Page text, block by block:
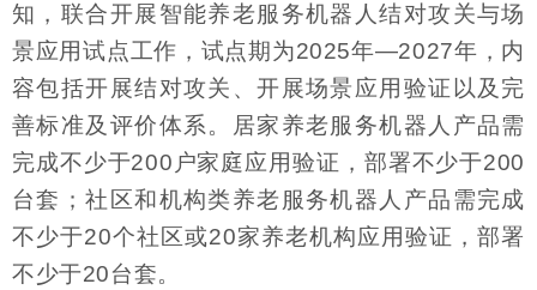
知，联合开展智能养老服务机器人结对攻关与场
景应用试点工作，试点期为2025年—2027年，内
容包括开展结对攻关、开展场景应用验证以及完
善标准及评价体系。居家养老服务机器人产品需
完成不少于200户家庭应用验证，部署不少于200
台套；社区和机构类养老服务机器人产品需完成
不少于20个社区或20家养老机构应用验证，部署
不少于20台套。